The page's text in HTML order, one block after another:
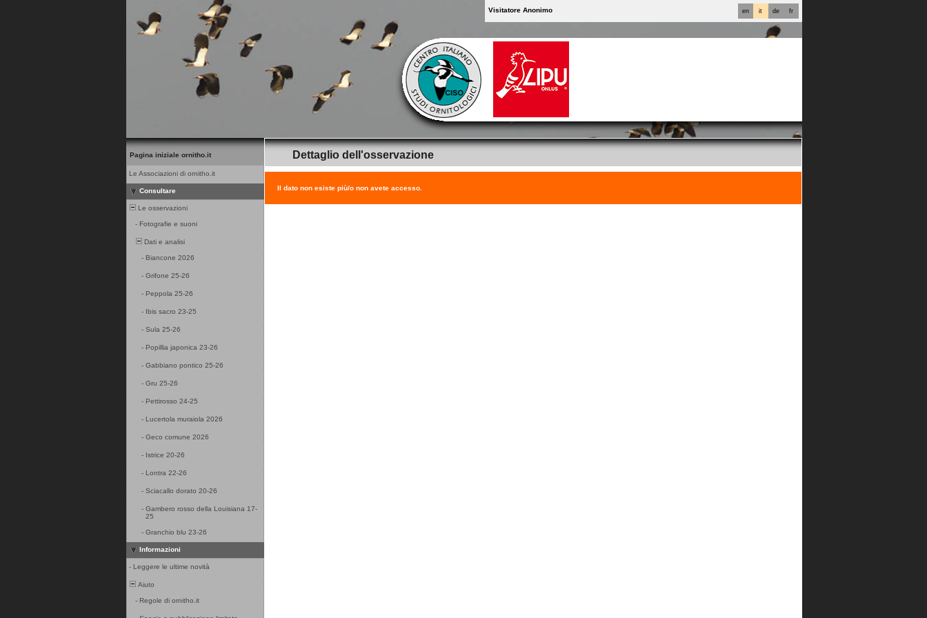
fr
de
it
en
Visitatore Anonimo
Pagina iniziale ornitho.it
Le Associazioni di ornitho.it
Consultare
Le osservazioni
- Fotografie e suoni
Dati e analisi
- Biancone 2026
- Grifone 25-26
- Peppola 25-26
- Ibis sacro 23-25
- Sula 25-26
- Popillia japonica 23-26
- Gabbiano pontico 25-26
- Gru 25-26
- Pettirosso 24-25
- Lucertola muraiola 2026
- Geco comune 2026
- Istrice 20-26
- Lontra 22-26
- Sciacallo dorato 20-26
- Gambero rosso della Louisiana 17-
25
- Granchio blu 23-26
Informazioni
- Leggere le ultime novità
Aiuto
- Regole di ornitho.it
Dettaglio dell'osservazione
Il dato non esiste più/o non avete accesso.